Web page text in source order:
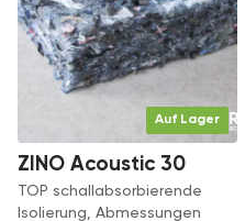
Auf Lager
ZINO Acoustic 30
TOP schallabsorbierende
Isolierung, Abmessungen